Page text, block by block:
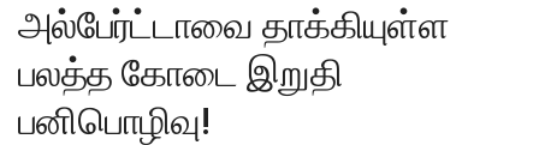
அல்பேர்ட்டாவை தாக்கியுள்ள
பலத்த கோடை இறுதி
பனிபொழிவு!